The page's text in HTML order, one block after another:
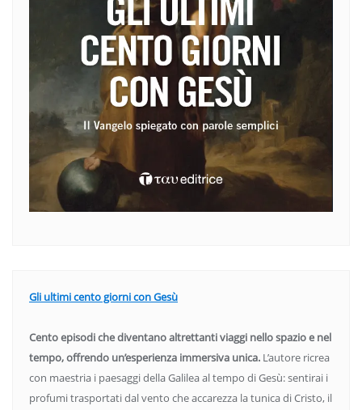
Gli ultimi cento giorni con Gesù
Cento episodi che diventano altrettanti viaggi nello spazio e nel
tempo, offrendo un’esperienza immersiva unica. L’autore ricrea
con maestria i paesaggi della Galilea al tempo di Gesù: sentirai i
profumi trasportati dal vento che accarezza la tunica di Cristo, il